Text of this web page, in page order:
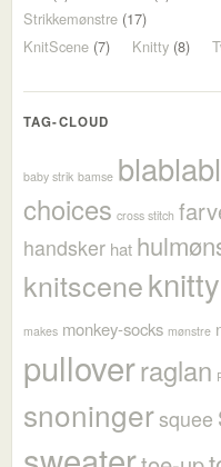
Strikkemønstre (17)
KnitScene (7) Knitty (8)
TAG-CLOUD
baby strik bamse
choices cross stitch
handsker hat
knitsceneknitty
makes monkey-socks mønstre
pulloverraglan
snoningersquee